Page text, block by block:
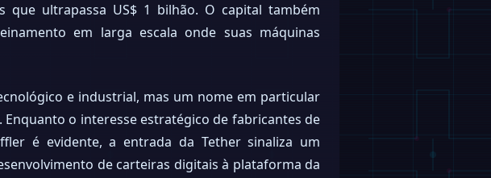
ultrapassa US$ 1 bilhão. O capital também
em larga escala onde suas máquinas
e industrial, mas um nome em particular
o interesse estratégico de fabricantes de
é evidente, a entrada da Tether sinaliza um
de carteiras digitais à plataforma da